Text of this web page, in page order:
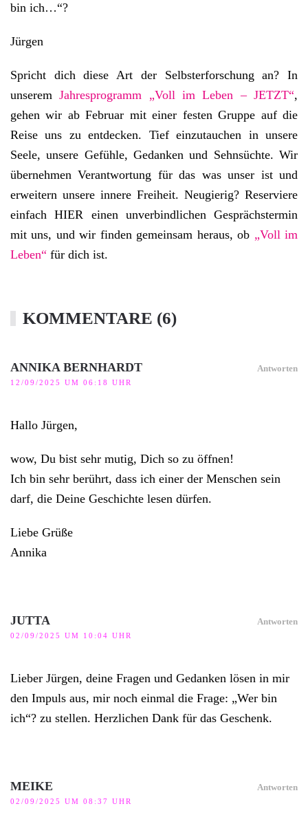
bin ich…“?
Jürgen
Spricht dich diese Art der Selbsterforschung an? In
unseremJahresprogramm „Voll im Leben – JETZT“,
gehen wir ab Februar mit einer festen Gruppe auf die
Reise uns zu entdecken. Tief einzutauchen in unsere
Seele, unsere Gefühle, Gedanken und Sehnsüchte. Wir
übernehmen Verantwortung für das was unser ist und
erweitern unsere innere Freiheit. Neugierig? Reserviere
einfach HIER einen unverbindlichen Gesprächstermin
mit uns, und wir finden gemeinsam heraus, ob „Voll im
Leben“ für dich ist.
KOMMENTARE (6)
ANNIKA BERNHARDT
12/09/2025 UM 06:18 UHR
Antworten
Hallo Jürgen,
wow, Du bist sehr mutig, Dich so zu öffnen!
Ich bin sehr berührt, dass ich einer der Menschen sein
darf, die Deine Geschichte lesen dürfen.
Liebe Grüße
Annika
JUTTA
02/09/2025 UM 10:04 UHR
Antworten
Lieber Jürgen, deine Fragen und Gedanken lösen in mir
den Impuls aus, mir noch einmal die Frage: „Wer bin
ich“? zu stellen. Herzlichen Dank für das Geschenk.
MEIKE
02/09/2025 UM 08:37 UHR
Antworten